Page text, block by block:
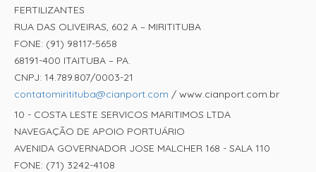
FERTILIZANTES
RUA DAS OLIVEIRAS, 602 A – MIRITITUBA
FONE: (91) 98117-5658
68191-400 ITAITUBA – PA.
CNPJ: 14.789.807/0003-21
contatomiritituba@cianport.com / www.cianport.com.br
10 - COSTA LESTE SERVICOS MARITIMOS LTDA
NAVEGAÇÃO DE APOIO PORTUÁRIO
AVENIDA GOVERNADOR JOSE MALCHER 168 - SALA 110
FONE: (71) 3242-4108